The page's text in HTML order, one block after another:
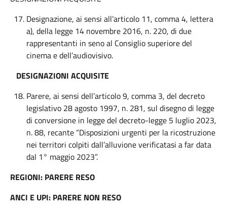
Designazione, ai sensi all’articolo 11, comma 4, lettera
a), della legge 14 novembre 2016, n. 220, di due
rappresentanti in seno al Consiglio superiore del
cinema e dell’audiovisivo.
DESIGNAZIONI ACQUISITE
Parere, ai sensi dell’articolo 9, comma 3, del decreto
legislativo 28 agosto 1997, n. 281, sul disegno di legge
di conversione in legge del decreto-legge 5 luglio 2023,
n. 88, recante “Disposizioni urgenti per la ricostruzione
nei territori colpiti dall’alluvione verificatasi a far data
dal 1° maggio 2023”.
REGIONI: PARERE RESO
ANCI E UPI: PARERE NON RESO